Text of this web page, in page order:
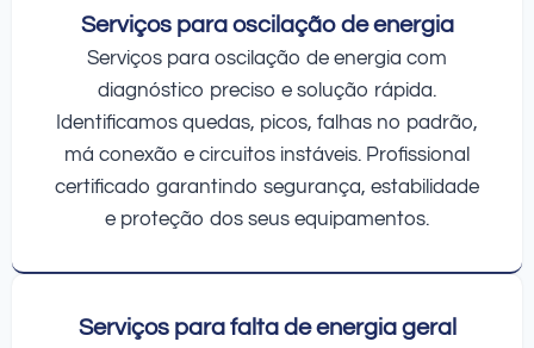
Serviços para oscilação de energia
Serviços para oscilação de energia com
diagnóstico preciso e solução rápida.
Identificamos quedas, picos, falhas no padrão,
má conexão e circuitos instáveis. Profissional
certificado garantindo segurança, estabilidade
e proteção dos seus equipamentos.
Serviços para falta de energia geral